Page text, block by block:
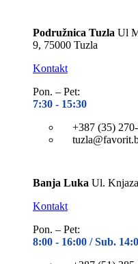
Podružnica Tuzla Ul
9, 75000 Tuzla
Kontakt
Pon. – Pet:
7:30 - 15:30
+387 (35)
Banja Luka Ul.
Kontakt
Pon. – Pet:
8:00 - 16:00 / Sub.